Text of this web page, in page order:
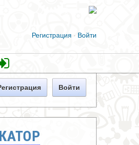
Регистрация · Войти
Войти